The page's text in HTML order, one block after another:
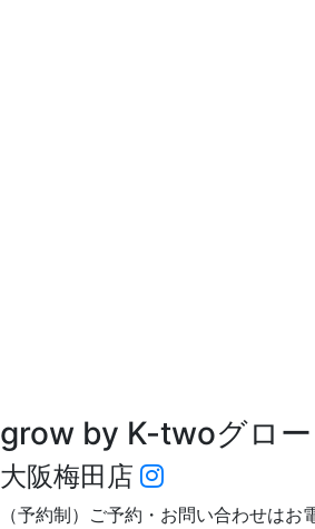
grow by K-twoグロ
大阪梅田店
（予約制）ご予約・お問い合わせはお